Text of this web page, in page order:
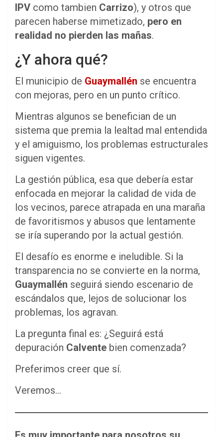
IPV como tambien Carrizo), y otros que
parecen haberse mimetizado, pero en
realidad no pierden las mañas.
¿Y ahora qué?
El municipio de Guaymallén se encuentra
con mejoras, pero en un punto crítico.
Mientras algunos se benefician de un
sistema que premia la lealtad mal entendida
y el amiguismo, los problemas estructurales
siguen vigentes.
La gestión pública, esa que debería estar
enfocada en mejorar la calidad de vida de
los vecinos, parece atrapada en una maraña
de favoritismos y abusos que lentamente
se iría superando por la actual gestión.
El desafío es enorme e ineludible. Si la
transparencia no se convierte en la norma,
Guaymallén seguirá siendo escenario de
escándalos que, lejos de solucionar los
problemas, los agravan.
La pregunta final es: ¿Seguirá está
depuración Calvente bien comenzada?
Preferimos creer que sí.
Veremos…